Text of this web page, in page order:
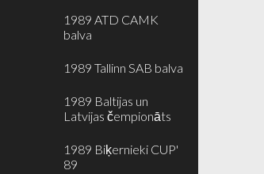
1989 ATD CAMK
balva
1989 Tallinn SAB balva
1989 Baltijas un
Latvijas čempionāts
1989 Biķernieki CUP'
89